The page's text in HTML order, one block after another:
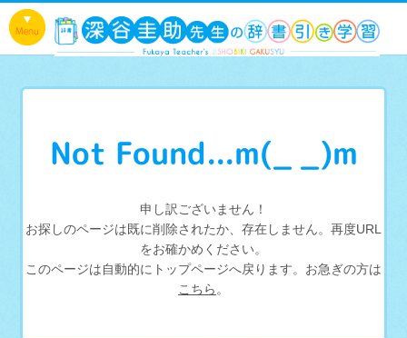
Not Found...m(_ _)m
申し訳ございません！
お探しのページは既に削除されたか、存在しません。再度URL
をお確かめください。
このページは自動的にトップページへ戻ります。お急ぎの方は
こちら。